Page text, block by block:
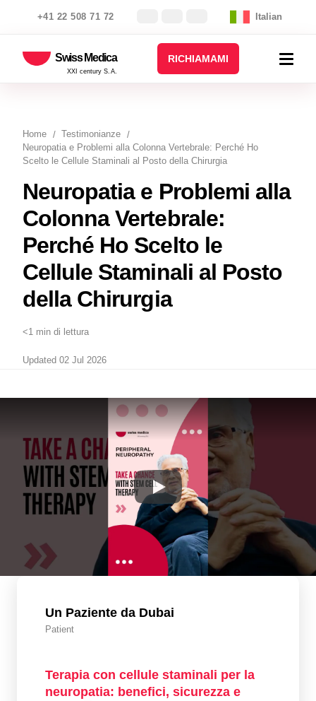
+41 22 508 71 72 Italian
Swiss Medica
XXI century S.A.
RICHIAMAMI
Home
Testimonianze
Neuropatia e Problemi alla Colonna Vertebrale: Perché Ho
Scelto le Cellule Staminali al Posto della Chirurgia
Neuropatia e Problemi alla
Colonna Vertebrale:
Perché Ho Scelto le
Cellule Staminali al Posto
della Chirurgia
<1 min di lettura
Updated 02 Jul 2026
Un Paziente da Dubai
Patient
Terapia con cellule staminali per la
neuropatia: benefici, sicurezza e